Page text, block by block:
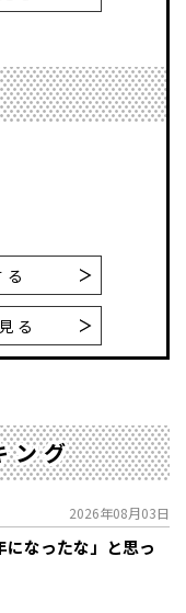
る
ング
2026年08月03日
になったな」と思っ